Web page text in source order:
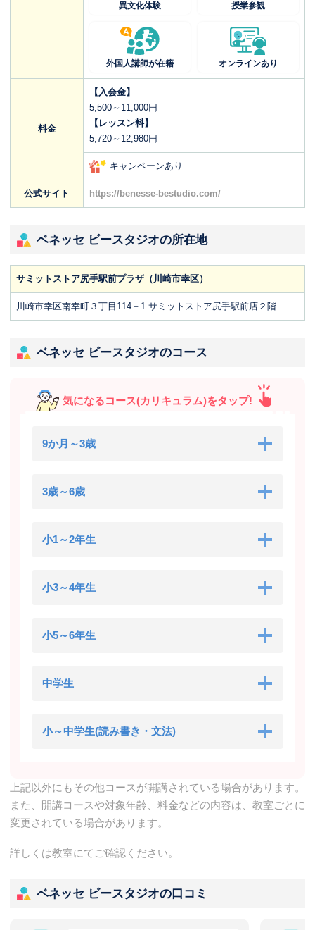
異文化体験 授業参観
外国人講師が在籍 オンラインあり
料金
【入会金】
5,500～11,000円
【レッスン料】
5,720～12,980円
キャンペーンあり
公式サイト https://benesse-bestudio.com/
ベネッセ ビースタジオの所在地
サミットストア尻手駅前プラザ（川崎市幸区）
川崎市幸区南幸町３丁目114－1 サミットストア尻手駅前店２階
ベネッセ ビースタジオのコース
気になるコース(カリキュラム)をタップ!
9か月～3歳
3歳～6歳
小1～2年生
小3～4年生
小5～6年生
中学生
小～中学生(読み書き・文法)
上記以外にもその他コースが開講されている場合があります。
また、開講コースや対象年齢、料金などの内容は、教室ごとに
変更されている場合があります。
詳しくは教室にてご確認ください。
ベネッセ ビースタジオの口コミ